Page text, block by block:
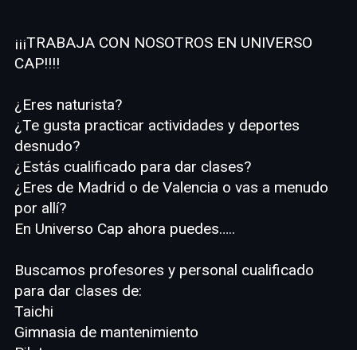
¡¡¡TRABAJA CON NOSOTROS EN UNIVERSO
CAP!!!!
¿Eres naturista?
¿Te gusta practicar actividades y deportes
desnudo?
¿Estás cualificado para dar clases?
¿Eres de Madrid o de Valencia o vas a menudo
por allí?
En Universo Cap ahora puedes…..
Buscamos profesores y personal cualificado
para dar clases de:
Taichi
Gimnasia de mantenimiento